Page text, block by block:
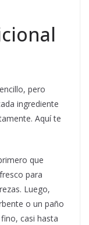
pero
ingrediente
Aquí te
que
para
Luego,
o un paño
casi hasta